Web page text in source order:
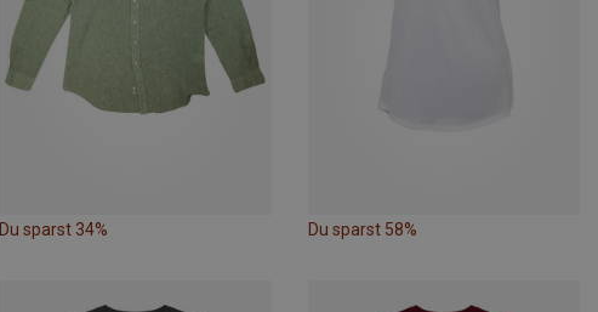
Du sparst 34% Du sparst 58%